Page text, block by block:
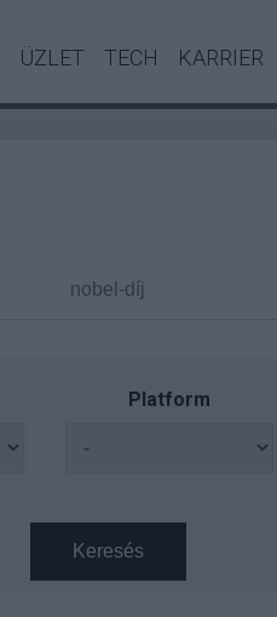
ÜZLET TECH KARRIER
Platform
Keresés